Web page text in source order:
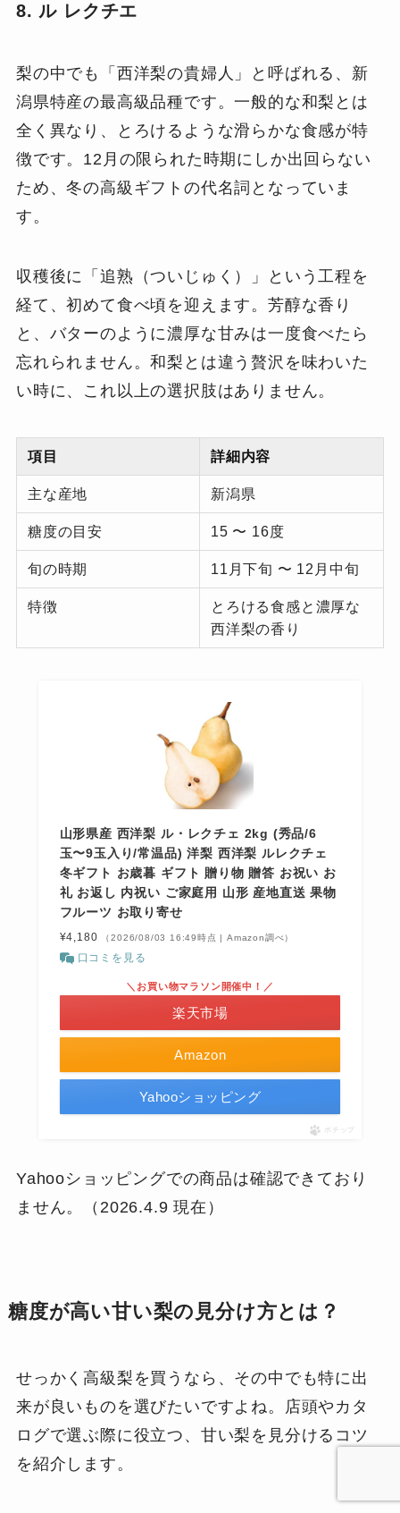
8. ル レクチエ
梨の中でも「西洋梨の貴婦人」と呼ばれる、新
潟県特産の最高級品種です。一般的な和梨とは
全く異なり、とろけるような滑らかな食感が特
徴です。12月の限られた時期にしか出回らない
ため、冬の高級ギフトの代名詞となっていま
す。
収穫後に「追熟（ついじゅく）」という工程を
経て、初めて食べ頃を迎えます。芳醇な香り
と、バターのように濃厚な甘みは一度食べたら
忘れられません。和梨とは違う贅沢を味わいた
い時に、これ以上の選択肢はありません。
項目 詳細内容
主な産地 新潟県
糖度の目安 15 〜 16度
旬の時期 11月下旬 〜 12月中旬
特徴
とろける食感と濃厚な
西洋梨の香り
山形県産 西洋梨 ル・レクチェ 2kg (秀品/6
玉〜9玉入り/常温品) 洋梨 西洋梨 ルレクチェ
冬ギフト お歳暮 ギフト 贈り物 贈答 お祝い お
礼 お返し 内祝い ご家庭用 山形 産地直送 果物
フルーツ お取り寄せ
¥4,180 （2026/08/03 16:49時点 | Amazon調べ）
口コミを見る
Amazon
＼お買い物マラソン開催中！／
楽天市場
Yahooショッピング
ポチップ
Yahooショッピングでの商品は確認できており
ません。（2026.4.9 現在）
糖度が高い甘い梨の見分け方とは？
せっかく高級梨を買うなら、その中でも特に出
来が良いものを選びたいですよね。店頭やカタ
ログで選ぶ際に役立つ、甘い梨を見分けるコツ
を紹介します。